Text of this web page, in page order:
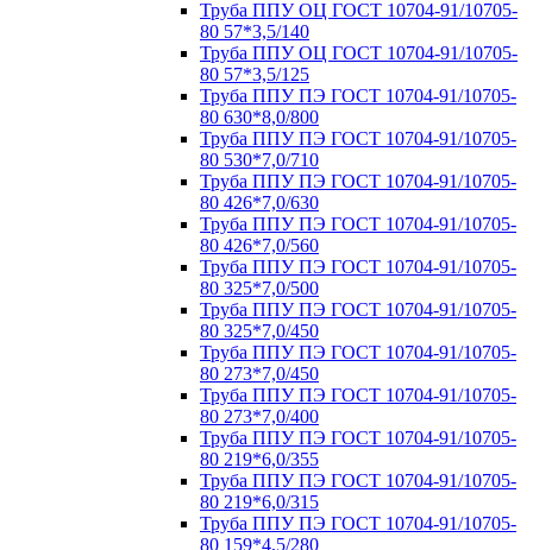
Труба ППУ ОЦ ГОСТ 10704-91/10705-
80 57*3,5/140
Труба ППУ ОЦ ГОСТ 10704-91/10705-
80 57*3,5/125
Труба ППУ ПЭ ГОСТ 10704-91/10705-
80 630*8,0/800
Труба ППУ ПЭ ГОСТ 10704-91/10705-
80 530*7,0/710
Труба ППУ ПЭ ГОСТ 10704-91/10705-
80 426*7,0/630
Труба ППУ ПЭ ГОСТ 10704-91/10705-
80 426*7,0/560
Труба ППУ ПЭ ГОСТ 10704-91/10705-
80 325*7,0/500
Труба ППУ ПЭ ГОСТ 10704-91/10705-
80 325*7,0/450
Труба ППУ ПЭ ГОСТ 10704-91/10705-
80 273*7,0/450
Труба ППУ ПЭ ГОСТ 10704-91/10705-
80 273*7,0/400
Труба ППУ ПЭ ГОСТ 10704-91/10705-
80 219*6,0/355
Труба ППУ ПЭ ГОСТ 10704-91/10705-
80 219*6,0/315
Труба ППУ ПЭ ГОСТ 10704-91/10705-
80 159*4,5/280